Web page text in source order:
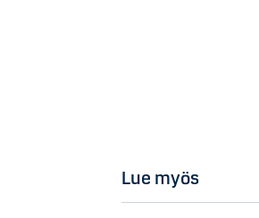
Lue myös